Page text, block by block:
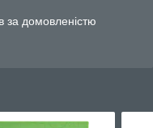
за домовленістю